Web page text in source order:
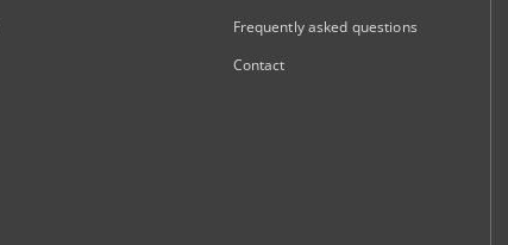
Frequently asked questions
Contact